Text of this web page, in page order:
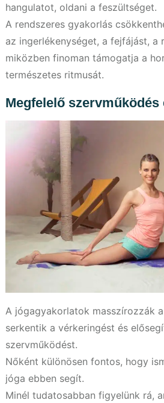
hangulatot, oldani a feszültséget.
A rendszeres gyakorlás
az ingerlékenységet, a fejfájást, a
miközben finoman támogatja a
természetes ritmusát.
Megfelelő szervműködés
A jógagyakorlatok masszírozzák
serkentik a vérkeringést és
szervműködést.
Nőként különösen fontos, hogy
jóga ebben segít.
Minél tudatosabban figyelünk rá,